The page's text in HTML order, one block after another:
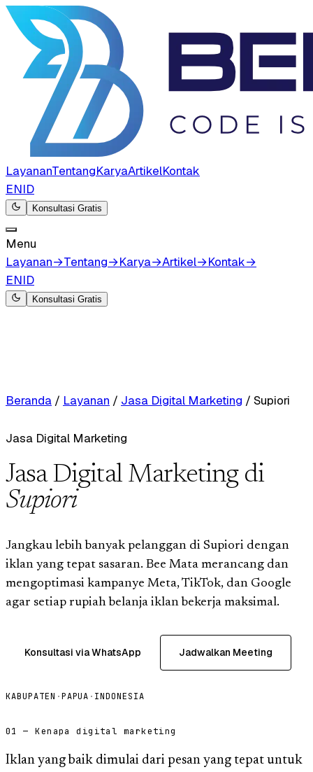
LayananTentangKaryaArtikelKontak
ENID
Konsultasi Gratis
Menu
Layanan→Tentang→Karya→Artikel→Kontak→
ENID
Konsultasi Gratis
Beranda / Layanan / Jasa Digital Marketing / Supiori
Jasa Digital Marketing
Jasa Digital Marketing di
Supiori
Jangkau lebih banyak pelanggan di Supiori dengan
iklan yang tepat sasaran. Bee Mata merancang dan
mengoptimasi kampanye Meta, TikTok, dan Google
agar setiap rupiah belanja iklan bekerja maksimal.
Konsultasi via WhatsApp Jadwalkan Meeting
KABUPATEN ·PAPUA · INDONESIA
01 — Kenapa digital marketing
Iklan yang baik dimulai dari pesan yang tepat untuk